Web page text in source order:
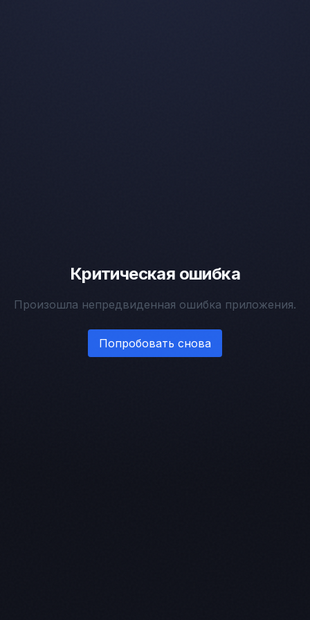
Критическая ошибка
Произошла непредвиденная ошибка приложения.
Попробовать снова